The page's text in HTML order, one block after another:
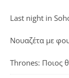
Last night in
Νουαζέτα με
Thrones: Ποιος